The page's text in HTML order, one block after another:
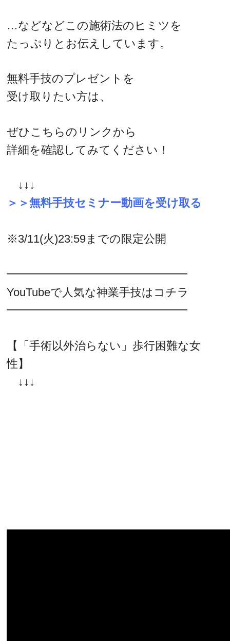
…などなどこの施術法のヒミツを
たっぷりとお伝えしています。
無料手技のプレゼントを
受け取りたい方は、
ぜひこちらのリンクから
詳細を確認してみてください！
↓↓↓
＞＞無料手技セミナー動画を受け取る
※3/11(火)23:59までの限定公開
━━━━━━━━━━━━━━━━
YouTubeで人気な神業手技はコチラ
━━━━━━━━━━━━━━━━
【「手術以外治らない」歩行困難な女
性】
↓↓↓